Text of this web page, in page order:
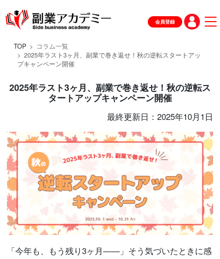
会員登録
TOP
コラム一覧
2025年ラスト3ヶ月、副業で巻き返せ！秋の逆転スタートアッ
プキャンペーン開催
2025年ラスト3ヶ月、副業で巻き返せ！秋の逆転ス
タートアップキャンペーン開催
最終更新日：2025年10月1日
「今年も、もう残り3ヶ月——」そう気づいたときに感